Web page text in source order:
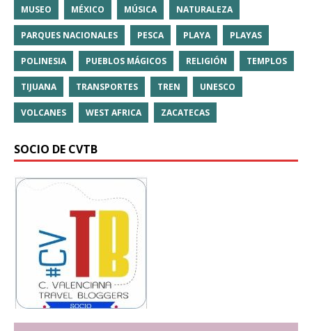
MUSEO MÉXICO MÚSICA NATURALEZA
PARQUES NACIONALES PESCA PLAYA PLAYAS
POLINESIA PUEBLOS MÁGICOS RELIGIÓN TEMPLOS
TIJUANA TRANSPORTES TREN UNESCO
VOLCANES WEST AFRICA ZACATECAS
SOCIO DE CVTB